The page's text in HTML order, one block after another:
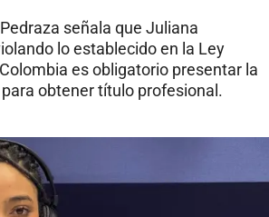
señala que Juliana
lo establecido en la Ley
es obligatorio presentar la
obtener título profesional.